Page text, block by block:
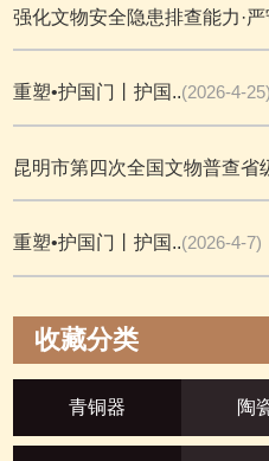
强化文物安全隐患排查能力·严
重塑•护国门丨护国..(2026-4-25)
昆明市第四次全国文物普查省
重塑•护国门丨护国..(2026-4-7)
收藏分类
青铜器 陶